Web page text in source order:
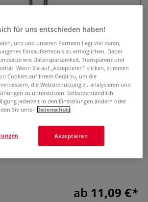
Ölmalpinsel,
1827
0 Bewertungen
Ölmalpinsel, Serie 1827 ist ideal
Acrylmalerei. Synthetikfasern, Kolinsky-
langer Stiel aus Hi-tech Multicolor
in verschiedenen Größen.
ab 11,09 €
für uns entschieden haben!
uns und unseren Partnern liegt viel daran,
Einkaufserlebnis zu ermöglichen. Dabei
wie Datensparsamkeit, Transparenz und
Wenn Sie auf „Akzeptieren“ klicken, stimmen
Cookies auf Ihrem Gerät zu, um die
die Websitenutzung zu analysieren und
zu unterstützen. Selbstverständlich
jederzeit in den Einstellungen ändern oder
Sie unter Datenschutz
Akzeptieren